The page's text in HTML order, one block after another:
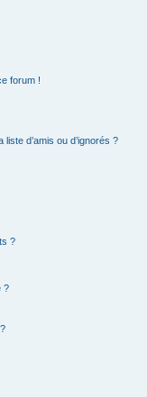
forum !
d’amis ou d’ignorés ?
?
?